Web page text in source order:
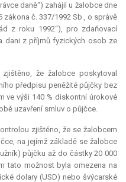
daně“) zahájil u žalobce dne
zákona č. 337/1992 Sb., o správě
z roku 1992“), pro zdaňovací
dani z příjmů fyzických osob ze
že žalobce poskytoval
předpisu peněžité půjčky bez
ve výši 140 % diskontní úrokové
uzavření smluv o půjčce.
zjištěno, že se žalobcem
na jejímž základě se žalobce
půjčku až do částky 20 000
tato možnost byla omezena na
dolary (USD) nebo švýcarské